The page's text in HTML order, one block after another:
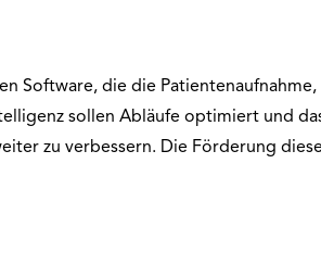
Software, die die
sollen Abläufe optimiert und
zu verbessern. Die Förderung